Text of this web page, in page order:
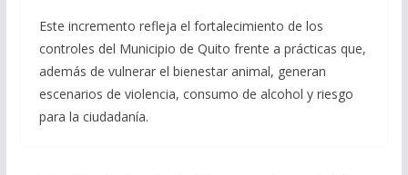
Este incremento refleja el fortalecimiento de los
controles del Municipio de Quito frente a prácticas que,
además de vulnerar el bienestar animal, generan
escenarios de violencia, consumo de alcohol y riesgo
para la ciudadanía.